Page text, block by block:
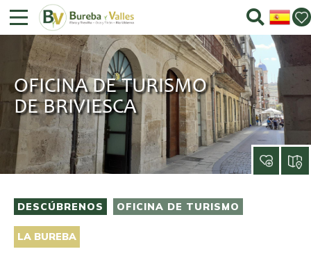
OFICINA DE TURISMO
DE BRIVIESCA
DESCÚBRENOS OFICINA DE TURISMO
LA BUREBA